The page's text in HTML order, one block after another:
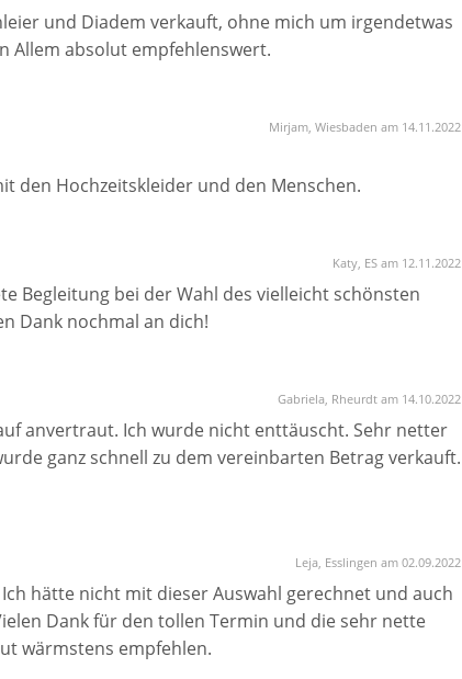
und Diadem verkauft, ohne mich um irgendetwas
Allem absolut empfehlenswert.
Mirjam, Wiesbaden am 14.11.2022
den Hochzeitskleider und den Menschen.
Katy, ES am 12.11.2022
Begleitung bei der Wahl des vielleicht schönsten
Dank nochmal an dich!
Gabriela, Rheurdt am 14.10.2022
anvertraut. Ich wurde nicht enttäuscht. Sehr netter
ganz schnell zu dem vereinbarten Betrag verkauft.
Leja, Esslingen am 02.09.2022
hätte nicht mit dieser Auswahl gerechnet und auch
Dank für den tollen Termin und die sehr nette
wärmstens empfehlen.